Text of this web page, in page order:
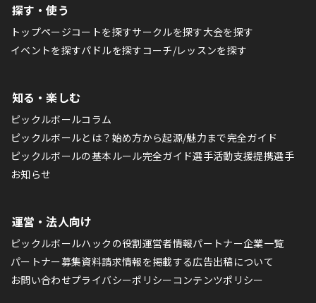
探す・使う
トップページコートを探すサークルを探す大会を探す
イベントを探すパドルを探すコーチ/レッスンを探す
知る・楽しむ
ピックルボールコラム
ピックルボールとは？始め方から起源/魅力まで完全ガイド
ピックルボールの基本ルール完全ガイド選手活動支援提携選手
お知らせ
運営・法人向け
ピックルボールハックの役割運営者情報パートナー企業一覧
パートナー募集資料請求情報を掲載する広告出稿について
お問い合わせプライバシーポリシーコンテンツポリシー